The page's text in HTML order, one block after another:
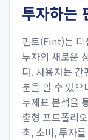
투자하는
핀트(Fint)는 디
투자의 새로운
다. 사용자는 간
분을 할 수 있으
무제표 분석을
춤형 포트폴리
축, 소비, 투자